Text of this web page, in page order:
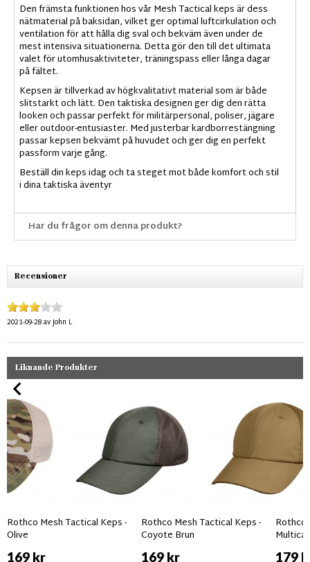
Den främsta funktionen hos vår Mesh Tactical keps är dess
nätmaterial på baksidan, vilket ger optimal luftcirkulation och
ventilation för att hålla dig sval och bekväm även under de
mest intensiva situationerna. Detta gör den till det ultimata
valet för utomhusaktiviteter, träningspass eller långa dagar
på fältet.
Kepsen är tillverkad av högkvalitativt material som är både
slitstarkt och lätt. Den taktiska designen ger dig den rätta
looken och passar perfekt för militärpersonal, poliser, jägare
eller outdoor-entusiaster. Med justerbar kardborrestängning
passar kepsen bekvämt på huvudet och ger dig en perfekt
passform varje gång.
Beställ din keps idag och ta steget mot både komfort och stil
i dina taktiska äventyr
Har du frågor om denna produkt?
Recensioner
2021-09-28avJohn L
Liknande Produkter
Rothco Mesh Tactical Keps -
Olive
169 kr
Rothco Mesh Tactical Keps -
Coyote Brun
169 kr
Rothco
179